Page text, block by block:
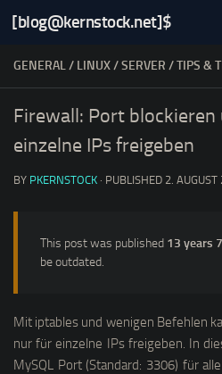
Skip to content
[blog@kernstock.net]$
GENERAL/ LINUX/SERVER /TIPS &
Firewall: Port
einzelne IPs freigeben
BY PKERNSTOCK · PUBLISHED 2.
This post was published 13 years
be outdated.
Mit iptables und wenigen Befehlen
nur für einzelne IPs freigeben. In
MySQL Port (Standard: 3306) für